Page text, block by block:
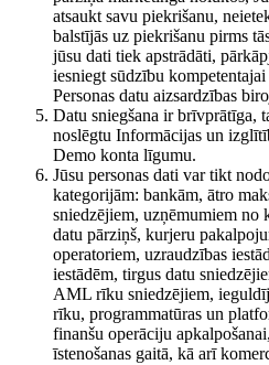
atsaukt savu piekrišanu,
balstījās uz piekrišanu pirms
jūsu dati tiek apstrādāti,
iesniegt sūdzību
Personas datu aizsardzības
Datu sniegšana ir brīvprātīga,
noslēgtu Informācijas un
Demo konta līgumu.
Jūsu personas dati var tikt
kategorijām: bankām, ātro
sniedzējiem, uzņēmumiem no
datu pārziņš, kurjeru
operatoriem, uzraudzības
iestādēm, tirgus datu
AML rīku sniedzējiem,
rīku, programmatūras un
finanšu operāciju
īstenošanas gaitā, kā arī